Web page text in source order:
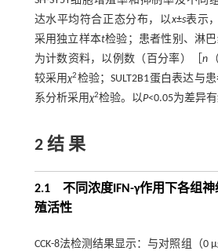
达水平均符合正态分布，以x±s表示
采用独立样本t检验；患者性别、淋
为计数资料，以例数（百分率）［n
较采用χ2检验；SULT2B1蛋白表达与
系分析采用χ2检验。以P<0.05为差异
2 结 果
2.1 不同浓度IFN-γ作用下各组神
殖活性
CCK-8法检测结果显示：与对照组（0